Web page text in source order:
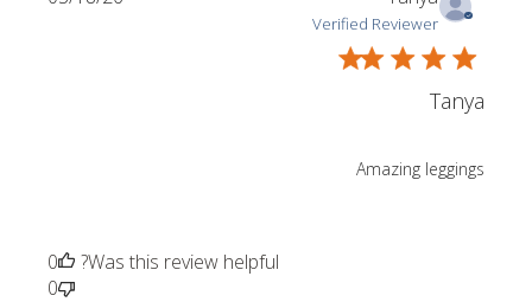
Verified Reviewer
Tanya
Amazing leggings
Was this review helpful?
0
0